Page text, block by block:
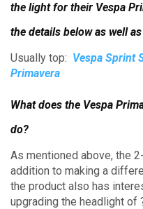
the light for their Vespa
the details below as well
Usually top: Vespa Sprint
Primavera
What does the Vespa
do?
As mentioned above, the
addition to making a
the product also has
upgrading the headlight of